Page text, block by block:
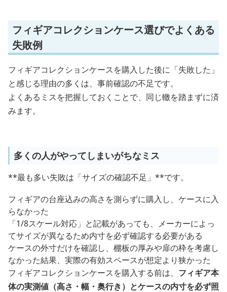
フィギアコレクションケース選びでよくある
失敗例
フィギアコレクションケースを購入した後に「失敗した」
と感じる理由の多くは、事前確認の不足です。
よくあるミスを把握しておくことで、同じ轍を踏まずに済
みます。
多くの人がやってしまいがちなミス
**最も多い失敗は「サイズの確認不足」**です。
フィギアの台座込みの高さを測らずに購入し、ケースに入
らなかった
「1/8スケール対応」と記載があっても、メーカーによっ
てサイズが異なるため内寸を必ず確認する必要がある
ケースの外寸だけを確認し、棚板の厚みや扉の枠を考慮し
なかった結果、実際の有効スペースが想定より狭かった
フィギアコレクションケースを購入する前は、 フィギア本
体の実測値（高さ・幅・奥行き）とケースの内寸を必ず照